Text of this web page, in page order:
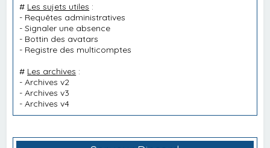
# Les sujets utiles :
- Requêtes administratives
-Signaler une absence
- Bottin des avatars
- Registre des multicomptes
# Les archives :
-Archives v2
-Archives v3
-Archives v4